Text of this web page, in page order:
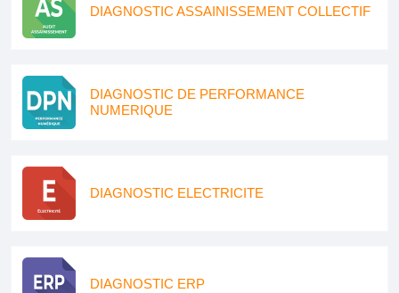
DIAGNOSTIC ASSAINISSEMENT COLLECTIF
DIAGNOSTIC DE PERFORMANCE
NUMERIQUE
DIAGNOSTIC ELECTRICITE
DIAGNOSTIC ERP